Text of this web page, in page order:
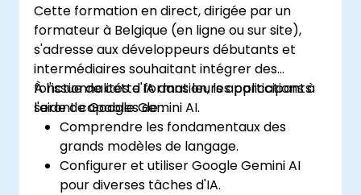
pour créer une expérience de service
client fluide.
Cette formation en direct, dirigée par un
formateur à Belgique (en ligne ou sur site),
s'adresse aux développeurs débutants et
intermédiaires souhaitant intégrer des
fonctionnalités d'IA dans leurs applications à
l'aide de Google Gemini AI.
À l'issue de cette formation, les participants
seront capables de :
Comprendre les fondamentaux des
grands modèles de langage.
Configurer et utiliser Google Gemini AI
pour diverses tâches d'IA.